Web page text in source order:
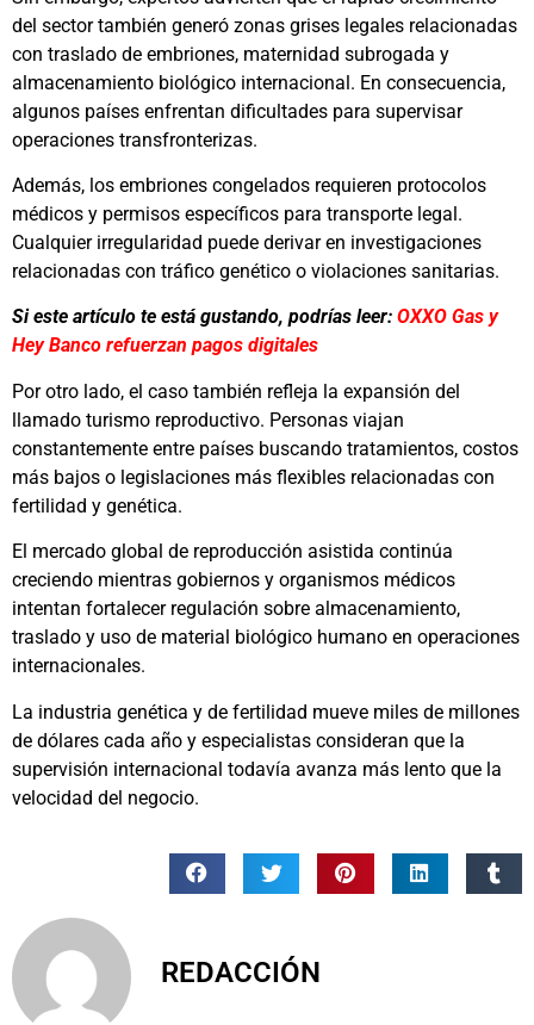
del sector también generó zonas grises legales relacionadas
con traslado de embriones, maternidad subrogada y
almacenamiento biológico internacional. En consecuencia,
algunos países enfrentan dificultades para supervisar
operaciones transfronterizas.
Además, los embriones congelados requieren protocolos
médicos y permisos específicos para transporte legal.
Cualquier irregularidad puede derivar en investigaciones
relacionadas con tráfico genético o violaciones sanitarias.
Si este artículo te está gustando, podrías leer: OXXO Gas y
Hey Banco refuerzan pagos digitales
Por otro lado, el caso también refleja la expansión del
llamado turismo reproductivo. Personas viajan
constantemente entre países buscando tratamientos, costos
más bajos o legislaciones más flexibles relacionadas con
fertilidad y genética.
El mercado global de reproducción asistida continúa
creciendo mientras gobiernos y organismos médicos
intentan fortalecer regulación sobre almacenamiento,
traslado y uso de material biológico humano en operaciones
internacionales.
La industria genética y de fertilidad mueve miles de millones
de dólares cada año y especialistas consideran que la
supervisión internacional todavía avanza más lento que la
velocidad del negocio.
REDACCIÓN